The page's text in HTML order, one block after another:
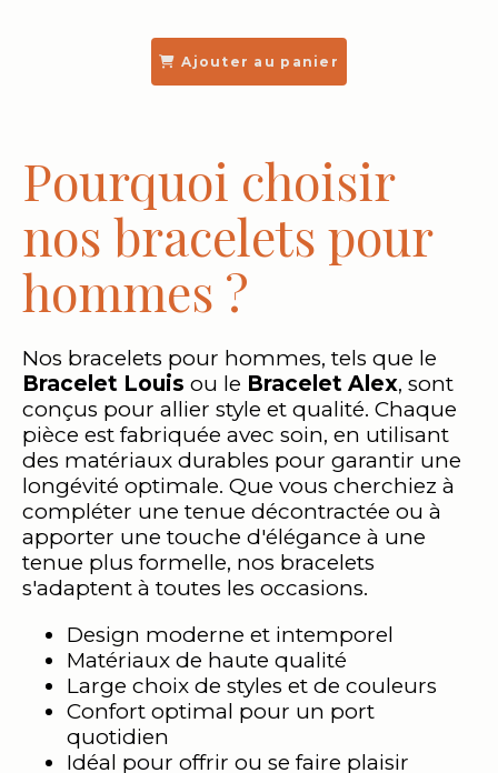
Ajouter au panier
Pourquoi choisir
nos bracelets pour
hommes ?
Nos bracelets pour hommes, tels que le
Bracelet Louis ou le Bracelet Alex, sont
conçus pour allier style et qualité. Chaque
pièce est fabriquée avec soin, en utilisant
des matériaux durables pour garantir une
longévité optimale. Que vous cherchiez à
compléter une tenue décontractée ou à
apporter une touche d'élégance à une
tenue plus formelle, nos bracelets
s'adaptent à toutes les occasions.
Design moderne et intemporel
Matériaux de haute qualité
Large choix de styles et de couleurs
Confort optimal pour un port
quotidien
Idéal pour offrir ou se faire plaisir